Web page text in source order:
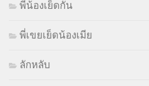
พี่น้องเย็ดกัน
พี่เขยเย็ดน้องเมีย
ลักหลับ